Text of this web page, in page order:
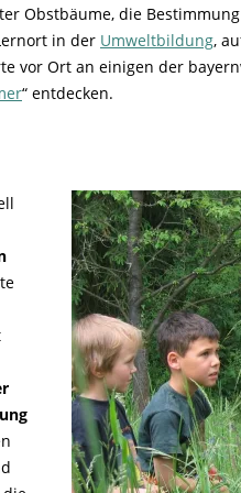
Obstbäume, die
in der Umweltbildung,
vor Ort an einigen der
“ entdecken.